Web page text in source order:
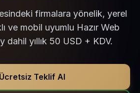
firmalara yönelik, yerel
ve mobil uyumlu Hazır Web
dahil yıllık 50 USD + KDV.
Ücretsiz Teklif Al